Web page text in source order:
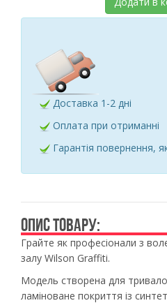
Доставка 1-2 дні
Оплата при отриманні
Гарантія повернення,
ОПИС ТОВАРУ:
Грайте як професіонали з
залу Wilson Graffiti.
Модель створена для
ламіноване покриття із